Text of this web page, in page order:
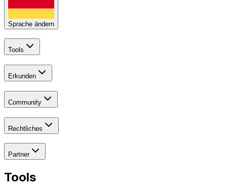
Sprache ändern
Tools
Erkunden
Community
Rechtliches
Partner
Tools